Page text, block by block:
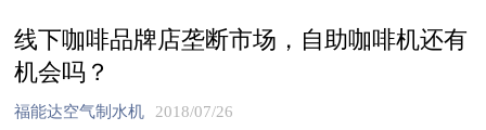
线下咖啡品牌店垄断市场，自助咖啡机还有
机会吗？
福能达空气制水机 2018/07/26